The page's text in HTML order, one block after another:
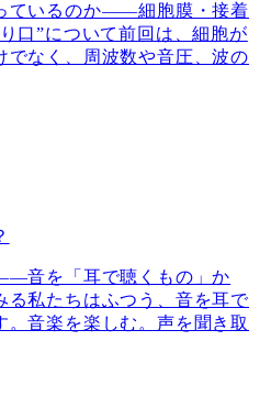
ているのか――細胞膜・接着
口”について前回は、細胞が
でなく、周波数や音圧、波の
音を「耳で聴くもの」か
る私たちはふつう、音を耳で
音楽を楽しむ。声を聞き取